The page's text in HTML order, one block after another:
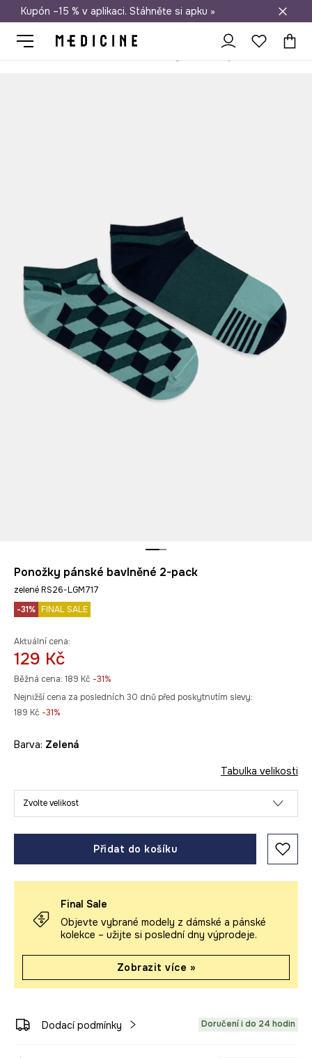
Doprava zdarma při nákupu nad 1 200 Kč
Kupón –15 % v aplikaci. Stáhněte si apku »
Ponožky pánské bavlněné 2-pack
zelené RS26-LGM717
-31% FINAL SALE
Aktuální cena:
129 Kč
Běžná cena: 189 Kč -31%
Nejnižší cena za posledních 30 dnů před poskytnutím slevy:
189 Kč -31%
Barva: zelená
Tabulka velikosti
Zvolte velikost
Přidat do košíku
Final Sale
Objevte vybrané modely z dámské a pánské
kolekce – užijte si poslední dny výprodeje.
Zobrazit více »
Dodací podmínky Doručení i do 24 hodin